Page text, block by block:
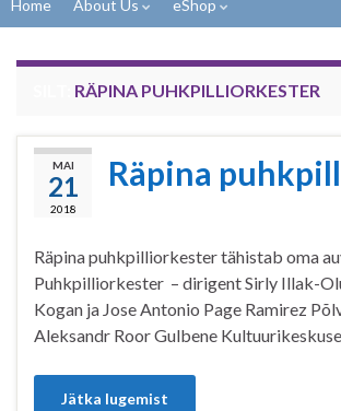
Home About Us eShop
RÄPINA PUHKPILLIORKESTER
MAI
21
2018
Räpina
Räpina puhkpilliorkester tähistab oma
Puhkpilliorkester – dirigent Sirly Illak-
Kogan ja Jose Antonio Page Ramirez
Aleksandr Roor Gulbene
Jätka lugemist